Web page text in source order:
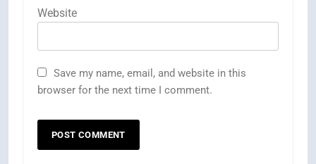
Website
Save my name, email, and website in this
browser for the next time I comment.